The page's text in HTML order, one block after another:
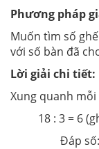
Phương pháp
Muốn tìm số
với số bàn đã
Lời giải chi tiết:
Xung quanh mỗi
18 : 3 = 6
Đáp số: 6